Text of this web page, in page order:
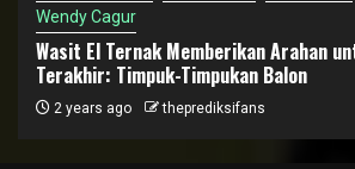
Wendy Cagur
Wasit El Ternak Memberikan Arahan
Terakhir: Timpuk-Timpukan Balon
2 years ago theprediksifans